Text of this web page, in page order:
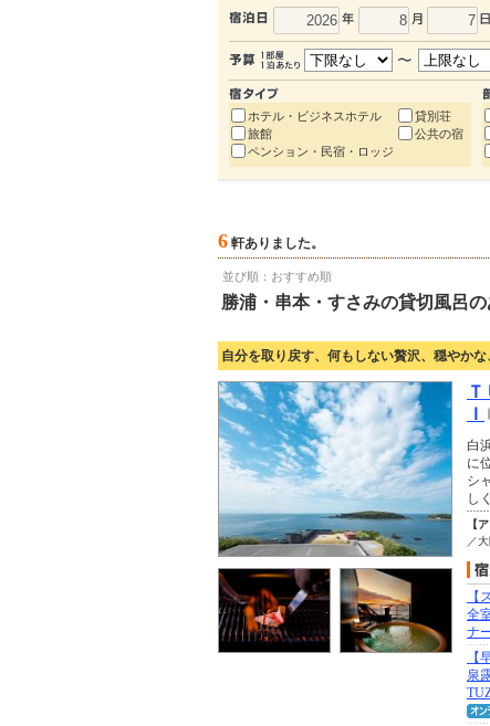
ホテル・ビジネスホテル
貸別荘
旅館
公共の宿
ペンション・民宿・ロッジ
6 軒ありました。
並び順：おすすめ順
勝浦・串本・すさみの貸切風呂
自分を取り戻す、何もしない贅沢、穏やか
Ｉ
白
に
シ
し
【
／
【
全
ナ
【
泉